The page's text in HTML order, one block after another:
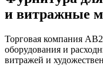
и витражные
Торговая компания
оборудования и
витражей и